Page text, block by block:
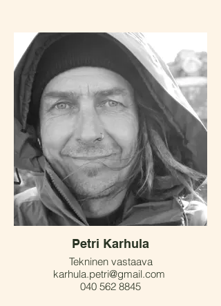
Petri Karhula
Tekninen vastaava
karhula.petri@gmail.com
040 562 8845